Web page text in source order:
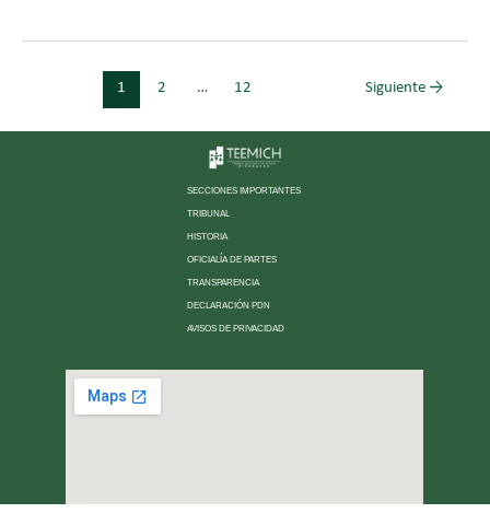
1 2 … 12 Siguiente →
SECCIONES IMPORTANTES
TRIBUNAL
HISTORIA
OFICIALÍA DE PARTES
TRANSPARENCIA
DECLARACIÓN PDN
AVISOS DE PRIVACIDAD